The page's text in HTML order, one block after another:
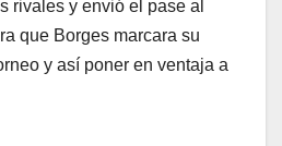
rivales y envió el pase al
que Borges marcara su
y así poner en ventaja a